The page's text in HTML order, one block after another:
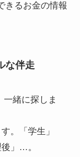
きるお金の情報
な伴走
緒に探しま
。「学生」
」…。